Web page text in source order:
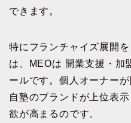
できます。
特にフランチャイズ展開
は、MEOは 開業支援・加
ールです。個人オーナー
自塾のブランドが上位表
欲が高まるのです。